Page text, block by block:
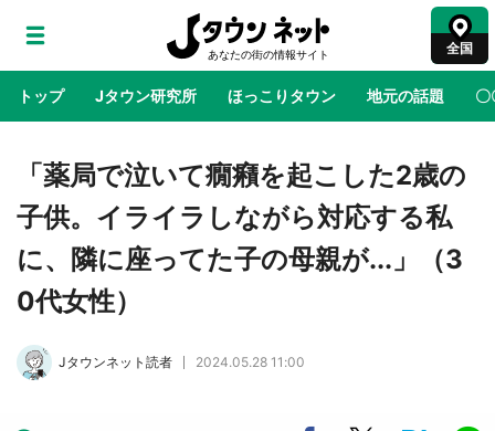
全国
トップ Jタウン研究所 ほっこりタウン 地元の話題 〇
地域×二次元 絶景 あの時はありがとう 物語がはじ
鳥取・境港「ゲゲゲの妖怪楽園」限定だった鬼
太郎グッズ買える 銀座・博品館TOY PARKへ
公式プロモ動画で「聖地」が生産されてます
「薬局で泣いて癇癪を起こした2歳の
子供。イライラしながら対応する私
に、隣に座ってた子の母親が...」（3
0代女性）
Jタウンネット読者 2024.05.28 11:00